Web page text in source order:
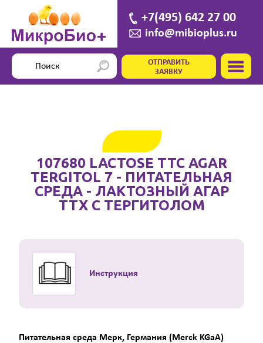
+7(495) 642 27 00
info@mibioplus.ru
ОТПРАВИТЬ
ЗАЯВКУ
107680 LACTOSE TTC AGAR
TERGITOL 7 - ПИТАТЕЛЬНАЯ
СРЕДА - ЛАКТОЗНЫЙ АГАР
ТТХ С ТЕРГИТОЛОМ
Инструкция
Питательная среда Мерк, Германия (Merck KGaA)